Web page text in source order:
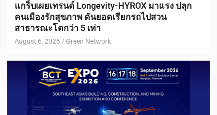
แกร็บเผยเทรนด์ Longevity-HYROX มาแรง ปลุก
คนเมืองรักสุขภาพ ดันยอดเรียกรถไปสวน
สาธารณะโตกว่า 5 เท่า
August 6, 2026 Green Network